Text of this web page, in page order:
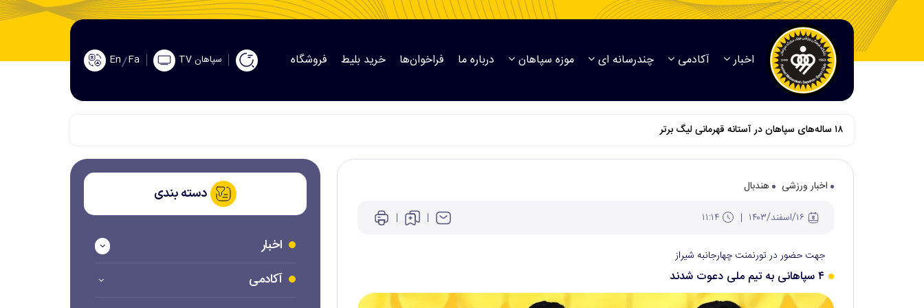
اخبار آکادمی چندرسانه ای موزه سپاهان درباره ما فراخوان‌ها خرید بلیط فروشگاه سپاهان TV Fa
En
اخبار ورزشی
هندبال
جهت حضور در تورنمنت چهارجانبه شیراز
دسته بندی
اخبار
آکادمی